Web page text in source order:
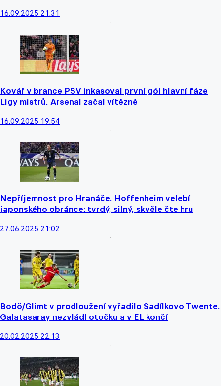
16.09.2025 21:31
Kovář v brance PSV inkasoval první gól hlavní fáze
Ligy mistrů, Arsenal začal vítězně
16.09.2025 19:54
Nepříjemnost pro Hranáče. Hoffenheim velebí
japonského obránce: tvrdý, silný, skvěle čte hru
27.06.2025 21:02
Bodö/Glimt v prodloužení vyřadilo Sadílkovo Twente.
Galatasaray nezvládl otočku a v EL končí
20.02.2025 22:13